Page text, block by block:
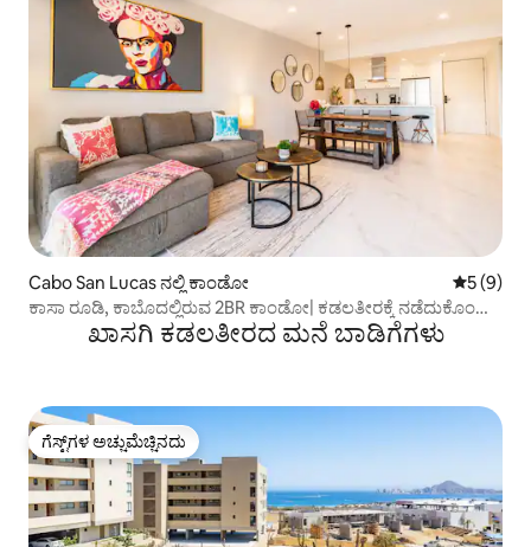
Cabo San Lucas ನಲ್ಲಿ ಕಾಂಡೋ 5 ರಲ್ಲಿ 5
5 (9)
ಕಾಸಾ ರೂಡಿ, ಕಾಬೊದಲ್ಲಿರುವ 2BR ಕಾಂಡೋ| ಕಡಲತೀರಕ್ಕೆ ನಡೆದುಕೊಂಡು
ಹೋಗಬಹುದುಖಾಸಗಿ ಕಡಲತೀರದ ಮನೆ ಬಾಡಿಗೆಗಳು
ಗೆಸ್ಟ್‌ಗಳ ಅಚ್ಚುಮೆಚ್ಚಿನದು
ಗೆಸ್ಟ್‌ಗಳ ಅಚ್ಚುಮೆಚ್ಚಿನದು